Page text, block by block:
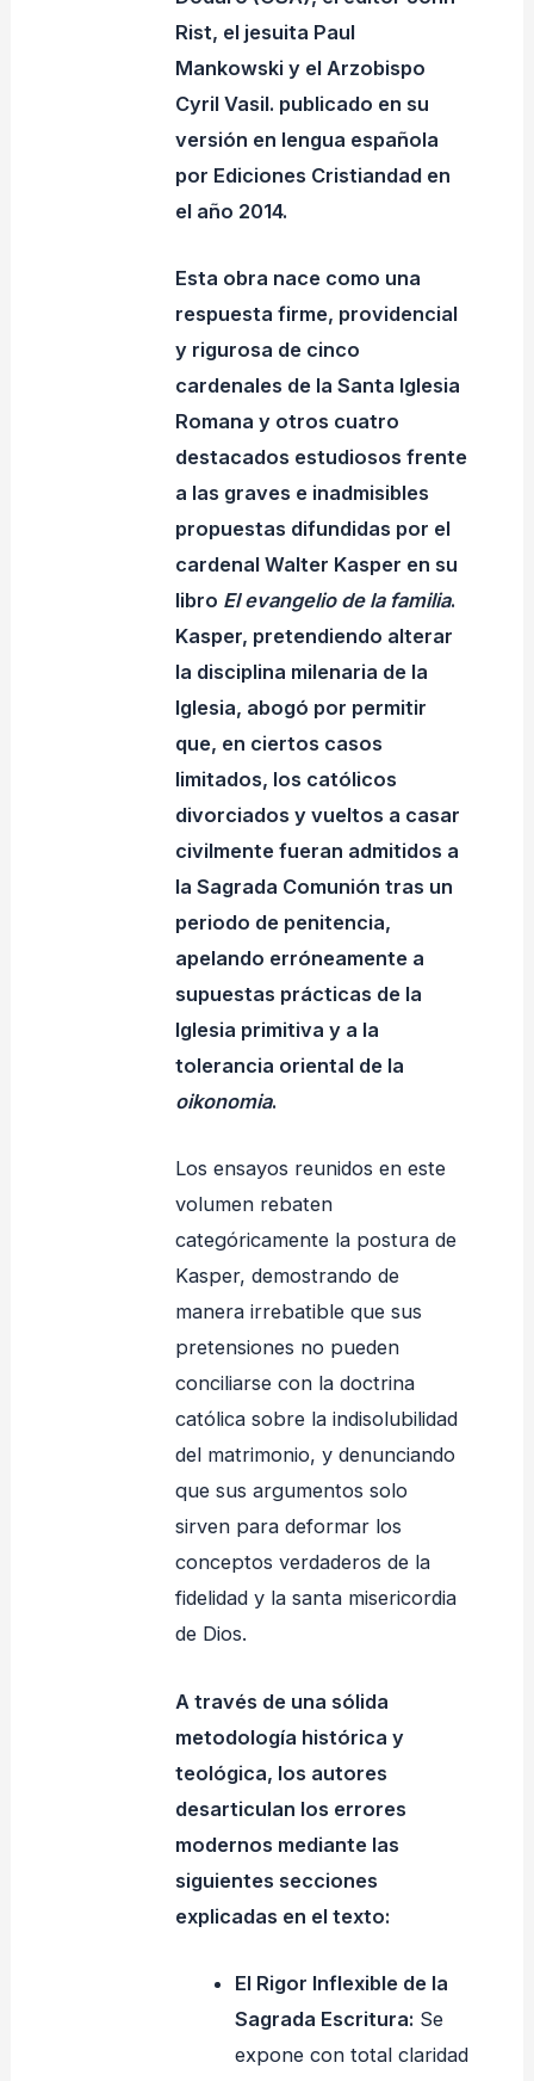
Rist, el jesuita Paul
Mankowski y el Arzobispo
Cyril Vasil. publicado en su
versión en lengua española
por Ediciones Cristiandad en
el año 2014.
Esta obra nace como una
respuesta firme, providencial
y rigurosa de cinco
cardenales de la Santa Iglesia
Romana y otros cuatro
destacados estudiosos frente
a las graves e inadmisibles
propuestas difundidas por el
cardenal Walter Kasper en su
libro El evangelio de la familia.
Kasper, pretendiendo alterar
la disciplina milenaria de la
Iglesia, abogó por permitir
que, en ciertos casos
limitados, los católicos
divorciados y vueltos a casar
civilmente fueran admitidos a
la Sagrada Comunión tras un
periodo de penitencia,
apelando erróneamente a
supuestas prácticas de la
Iglesia primitiva y a la
tolerancia oriental de la
oikonomia.
Los ensayos reunidos en este
volumen rebaten
categóricamente la postura de
Kasper, demostrando de
manera irrebatible que sus
pretensiones no pueden
conciliarse con la doctrina
católica sobre la indisolubilidad
del matrimonio, y denunciando
que sus argumentos solo
sirven para deformar los
conceptos verdaderos de la
fidelidad y la santa misericordia
de Dios.
A través de una sólida
metodología histórica y
teológica, los autores
desarticulan los errores
modernos mediante las
siguientes secciones
explicadas en el texto:
El Rigor Inflexible de la
Sagrada Escritura: Se
expone con total claridad